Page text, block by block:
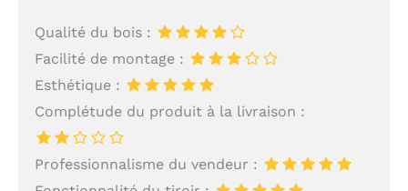
Qualité du bois :
Facilité de montage :
Esthétique :
Complétude du produit à la livraison :
Professionnalisme du vendeur :